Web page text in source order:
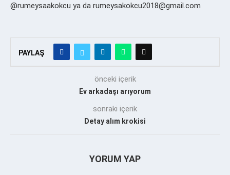
@rumeysaakokcu ya da rumeysakokcu2018@gmail.com
PAYLAŞ
önceki içerik
Ev arkadaşı arıyorum
sonraki içerik
Detay alım krokisi
YORUM YAP